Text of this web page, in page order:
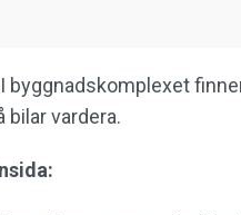
byggnadskomplexet
vardera.